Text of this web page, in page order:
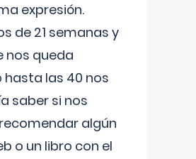
expresión.
de 21 semanas y
nos queda
las 40 nos
saber si nos
algún
o un libro con el